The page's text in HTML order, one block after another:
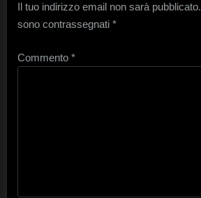
Il tuo indirizzo email non sarà pubblicato.
sono contrassegnati *
Commento *